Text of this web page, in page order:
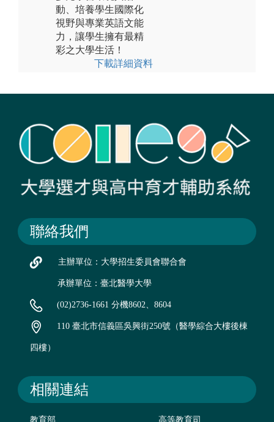
動、培養學生國際化
視野與專業英語文能
力，讓學生擁有最精
彩之大學生活！
下載詳細資料
聯絡我們
主辦單位：大學招生委員會聯合會
承辦單位：臺北醫學大學
(02)2736-1661 分機8602、8604
110 臺北市信義區吳興街250號（醫學綜合大樓後棟
四樓）
相關連結
教育部 高等教育司